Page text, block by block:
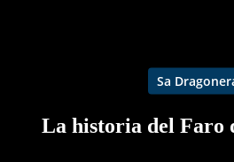
Sa
La historia del Faro